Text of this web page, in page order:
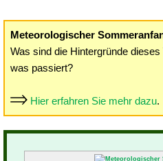
Meteorologischer
Was sind die Hintergründe
was passiert?
Hier erfahren Sie mehr dazu.